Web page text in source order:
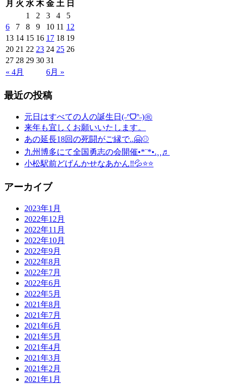
月 火 水 木 金 土 日
« 4月 6月 »
1 2 3 4
5
6
7 8 9 10 11 12
13 14 15 16 17 18 19
20 21 22 23 24 25 26
27 28 29 30 31
最近の投稿
元日はすべての人の誕生日(˶ᐢᗜᐢ˶)㊗️
来年も宜しくお願いいたします。
あの延長18回の死闘がご縁で..🤗⚾️
九州博多にて全国勇志の会開催•*¨*•.¸¸♬
小松駅前どげんかせなあかん‼︎💦⭐️⭐️
アーカイブ
2023年1月
2022年12月
2022年11月
2022年10月
2022年9月
2022年8月
2022年7月
2022年6月
2022年5月
2021年8月
2021年7月
2021年6月
2021年5月
2021年4月
2021年3月
2021年2月
2021年1月